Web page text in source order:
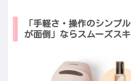
「手軽さ・操作のシンプ
が面倒」ならスムーズス